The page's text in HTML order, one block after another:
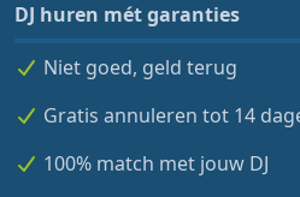
DJ huren mét garanties
Niet goed, geld terug
Gratis annuleren tot 14
100% match met jouw DJ